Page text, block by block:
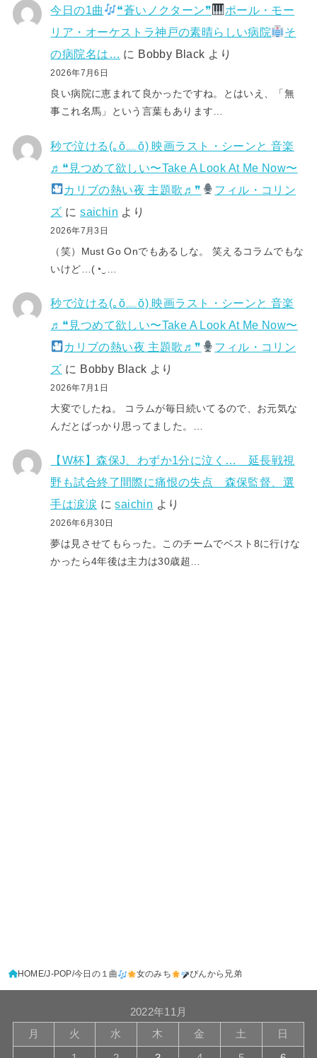
今日の1曲 ❝蒼いノクターン❞
ポール・モー
リア・オーケストラ神戸の素晴らしい病院
そ
の病院名は… に Bobby Black より
2026年7月6日
良い病院に恵まれて良かったですね。とはいえ、「無
事これ名馬」という言葉もあります…
秒で泣ける(⁠｡⁠ŏ⁠﹏⁠ŏ⁠) 映画ラスト・シーンと 音楽
♬❝見つめて欲しい〜Take A Look At Me Now〜
カリブの熱い夜 主題歌♬❞
フィル・コリン
ズ にsaichin より
2026年7月3日
（笑）Must Go Onでもあるしな。 笑えるコラムでもな
いけど…(⁠◔⁠‿⁠…
秒で泣ける(⁠｡⁠ŏ⁠﹏⁠ŏ⁠) 映画ラスト・シーンと 音楽
♬❝見つめて欲しい〜Take A Look At Me Now〜
カリブの熱い夜 主題歌♬❞
フィル・コリン
ズ に Bobby Black より
2026年7月1日
大変でしたね。 コラムが毎日続いてるので、お元気な
んだとばっかり思ってました。…
【W杯】森保J、わずか1分に泣く… 延長戦視
野も試合終了間際に痛恨の失点 森保監督、選
手は涙涙 にsaichin より
2026年6月30日
夢は見させてもらった。このチームでベスト8に行けな
かったら4年後は主力は30歳超…
HOME J-POP 今日の１曲 女のみち ぴんから兄弟
2022年11月
月
火 水 木 金 土 日